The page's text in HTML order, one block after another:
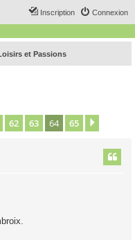
Connexion
Inscription
et Passions
62 63 64 65